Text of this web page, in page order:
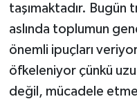
taşımaktadır. Bugün
aslında toplumun
önemli ipuçları
öfkeleniyor çünkü
değil, mücadele